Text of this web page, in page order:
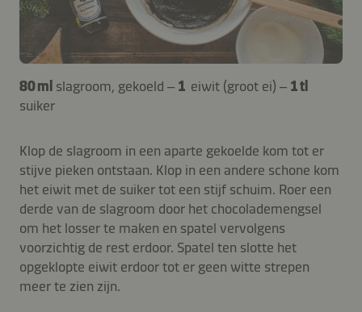
80 ml slagroom, gekoeld – 1 eiwit (groot ei) – 1 tl
suiker
Klop de slagroom in een aparte gekoelde kom tot er
stijve pieken ontstaan. Klop in een andere schone kom
het eiwit met de suiker tot een stijf schuim. Roer een
derde van de slagroom door het chocolademengsel
om het losser te maken en spatel vervolgens
voorzichtig de rest erdoor. Spatel ten slotte het
opgeklopte eiwit erdoor tot er geen witte strepen
meer te zien zijn.